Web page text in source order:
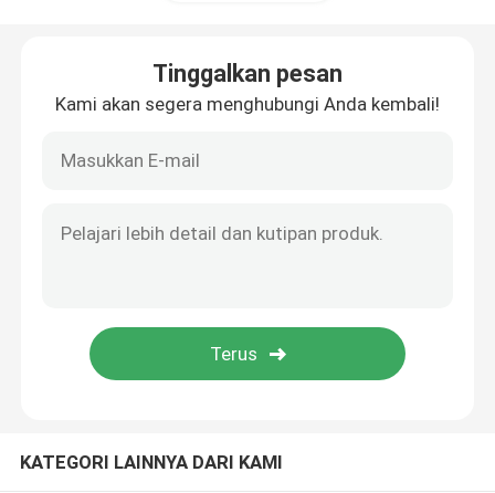
Tinggalkan pesan
Kami akan segera menghubungi Anda kembali!
KATEGORI LAINNYA DARI KAMI